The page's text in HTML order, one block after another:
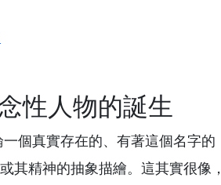
性人物的誕生
個真實存在的、有著這個名字的
其精神的抽象描繪。這其實很像，